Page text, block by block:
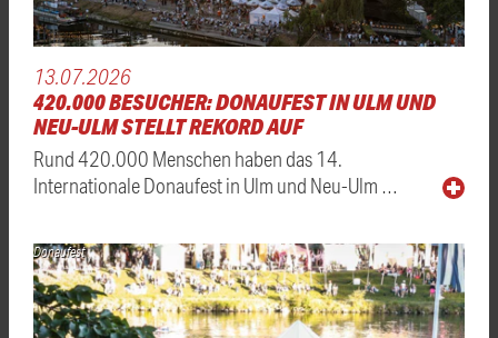
13.07.2026
420.000 BESUCHER: DONAUFEST IN ULM UND
NEU-ULM STELLT REKORD AUF
Rund 420.000 Menschen haben das 14.
Internationale Donaufest in Ulm und Neu-Ulm …
Donaufest